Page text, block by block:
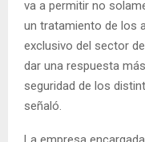
va a permitir no
un tratamiento de los
exclusivo del sector
dar una respuesta
seguridad de los
señaló.